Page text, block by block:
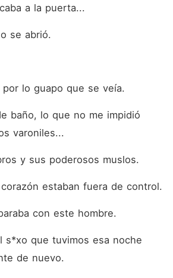
a la puerta...
se abrió.
por lo guapo que se veía.
baño, lo que no me impidió
varoniles...
y sus poderosos muslos.
estaban fuera de control.
con este hombre.
s*xo que tuvimos esa noche
de nuevo.